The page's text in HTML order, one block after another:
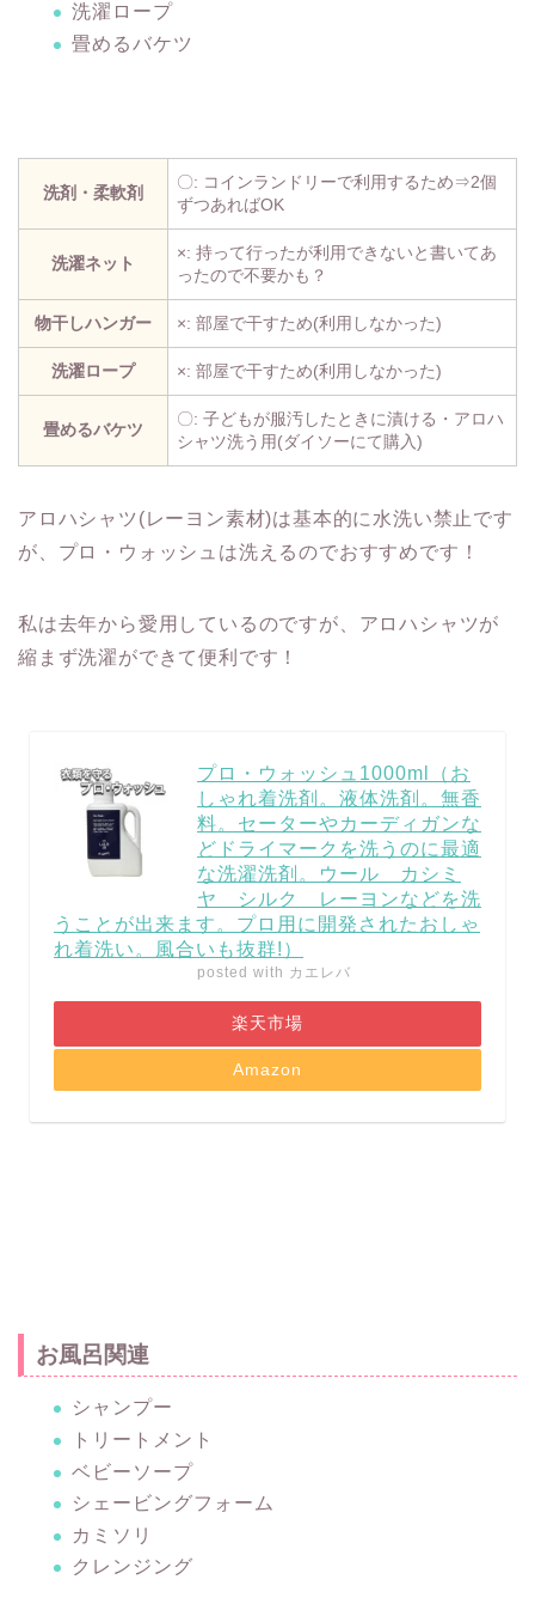
洗濯ロープ
畳めるバケツ
洗剤・柔軟剤
〇: コインランドリーで利用するため⇒2個
ずつあればOK
洗濯ネット
×: 持って行ったが利用できないと書いてあ
ったので不要かも？
物干しハンガー ×: 部屋で干すため(利用しなかった)
洗濯ロープ ×: 部屋で干すため(利用しなかった)
畳めるバケツ
〇: 子どもが服汚したときに漬ける・アロハ
シャツ洗う用(ダイソーにて購入)
アロハシャツ(レーヨン素材)は基本的に水洗い禁止です
が、プロ・ウォッシュは洗えるのでおすすめです！
私は去年から愛用しているのですが、アロハシャツが
縮まず洗濯ができて便利です！
プロ・ウォッシュ1000ml（お
しゃれ着洗剤。液体洗剤。無香
料。セーターやカーディガンな
どドライマークを洗うのに最適
な洗濯洗剤。ウール カシミ
ヤ シルク レーヨンなどを洗
うことが出来ます。プロ用に開発されたおしゃ
れ着洗い。風合いも抜群!）
posted with カエレバ
楽天市場
Amazon
お風呂関連
シャンプー
トリートメント
ベビーソープ
シェービングフォーム
カミソリ
クレンジング